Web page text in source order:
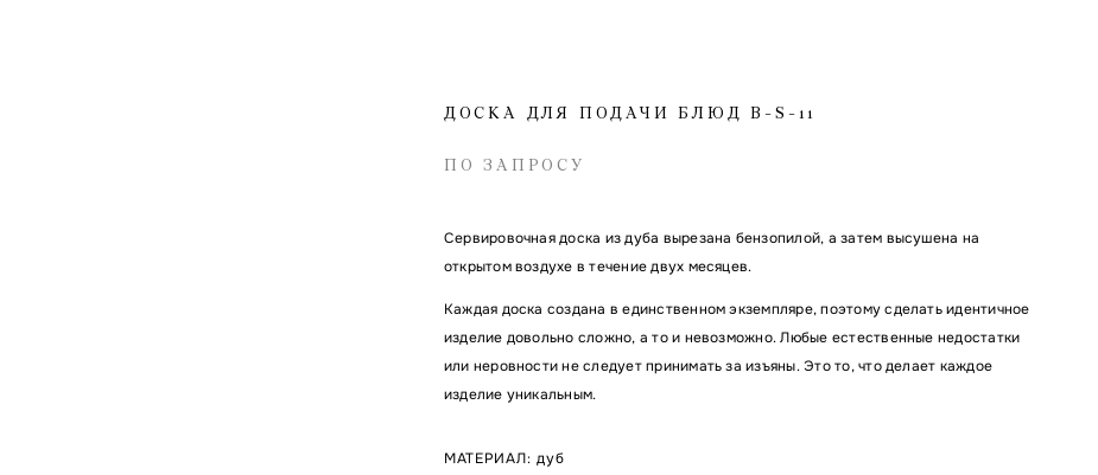
ДОСКА ДЛЯ ПОДАЧИ БЛЮД B-S-11
ПО ЗАПРОСУ
Сервировочная доска из дуба вырезана бензопилой, а затем высушена на
открытом воздухе в течение двух месяцев.
Каждая доска создана в единственном экземпляре, поэтому сделать идентичное
изделие довольно сложно, а то и невозможно. Любые естественные недостатки
или неровности не следует принимать за изъяны. Это то, что делает каждое
изделие уникальным.
МАТЕРИАЛ: дуб